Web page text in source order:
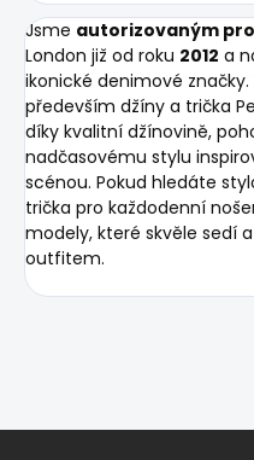
Jsme autorizovaným
London již od roku 2012 a
ikonické denimové
především džíny a trička
díky kvalitní džínovině,
nadčasovému stylu
scénou. Pokud hledáte
trička pro každodenní
modely, které skvěle sedí
outfitem.
Z